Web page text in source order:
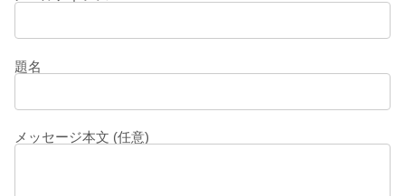
題名
メッセージ本文 (任意)